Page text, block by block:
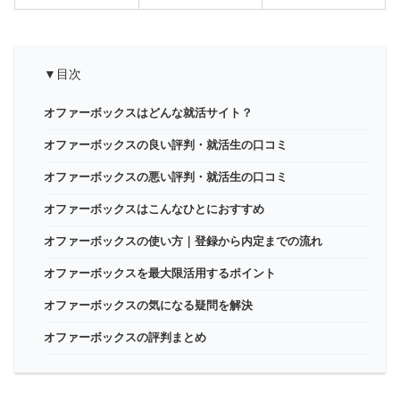
▼目次
オファーボックスはどんな就活サイト？
オファーボックスの良い評判・就活生の口コミ
オファーボックスの悪い評判・就活生の口コミ
オファーボックスはこんなひとにおすすめ
オファーボックスの使い方｜登録から内定までの流れ
オファーボックスを最大限活用するポイント
オファーボックスの気になる疑問を解決
オファーボックスの評判まとめ